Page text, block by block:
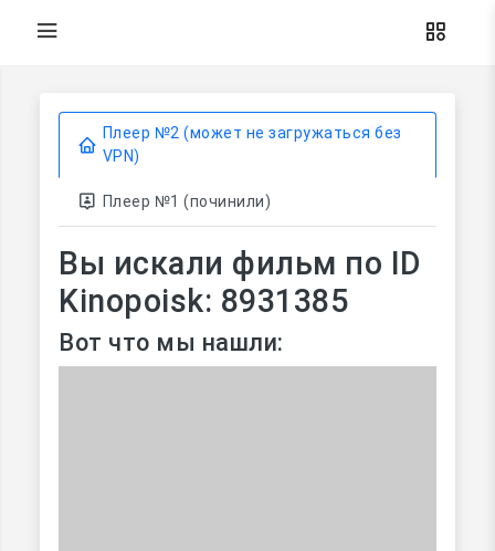
Плеер №2 (может не загружаться без
VPN)
Плеер №1 (починили)
Вы искали фильм по ID
Kinopoisk: 8931385
Вот что мы нашли: